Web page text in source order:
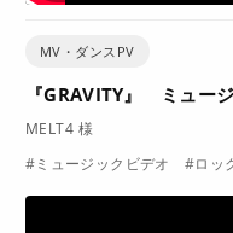
MV・ダンスPV
『GRAVITY』 ミュー
MELT4 様
#ミュージックビデオ #ロッ